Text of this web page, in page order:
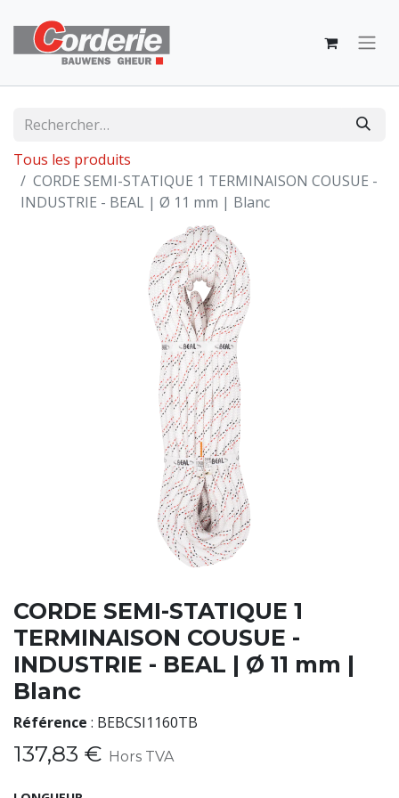
Tous les produits
CORDE SEMI-STATIQUE 1 TERMINAISON COUSUE -
INDUSTRIE - BEAL | Ø 11 mm | Blanc
CORDE SEMI-STATIQUE 1
TERMINAISON COUSUE -
INDUSTRIE - BEAL | Ø 11 mm |
Blanc
Référence : BEBCSI1160TB
137,83 € Hors TVA